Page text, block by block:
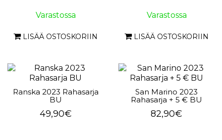
Varastossa
LISÄÄ OSTOSKORIIN
Varastossa
LISÄÄ OSTOSKORIIN
Ranska 2023 Rahasarja
BU
49,90€
San Marino 2023
Rahasarja + 5 € BU
82,90€